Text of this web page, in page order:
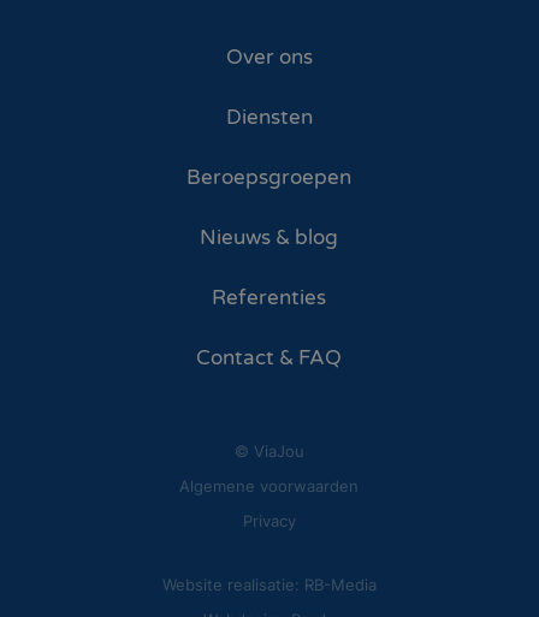
Over ons
Diensten
Beroepsgroepen
Nieuws & blog
Referenties
Contact & FAQ
© ViaJou
Algemene voorwaarden
Privacy
Website realisatie: RB-Media